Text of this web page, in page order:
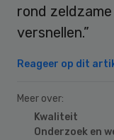
rond
versnellen.”
Reageer op dit
Meer over:
Kwaliteit
Onderzoek en